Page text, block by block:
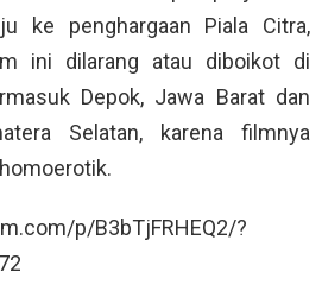
ke penghargaan Piala Citra,
ini dilarang atau diboikot di
Depok, Jawa Barat dan
Selatan, karena filmnya
p/B3bTjFRHEQ2/?